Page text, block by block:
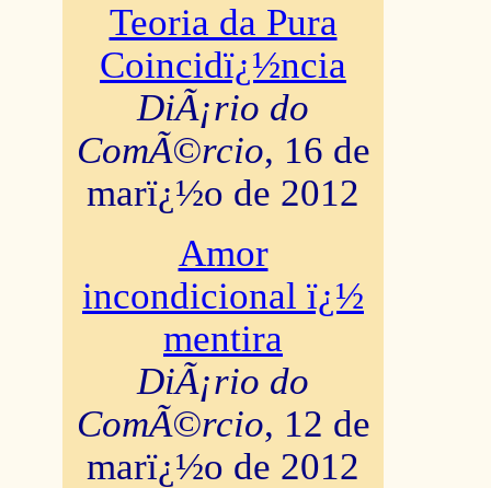
Teoria da Pura
Coincidï¿½ncia
DiÃ¡rio do
ComÃ©rcio, 16 de
marï¿½o de 2012
Amor
incondicional ï¿½
mentira
DiÃ¡rio do
ComÃ©rcio, 12 de
marï¿½o de 2012